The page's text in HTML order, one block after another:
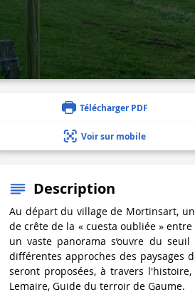
Télécharger PDF
Voir sur mobile
Description
Au départ du village de Mortinsart,
de crête de la « cuesta oubliée »
un vaste panorama s’ouvre du
différentes approches des paysages
seront proposées, à travers
Lemaire, Guide du terroir de Gaume.